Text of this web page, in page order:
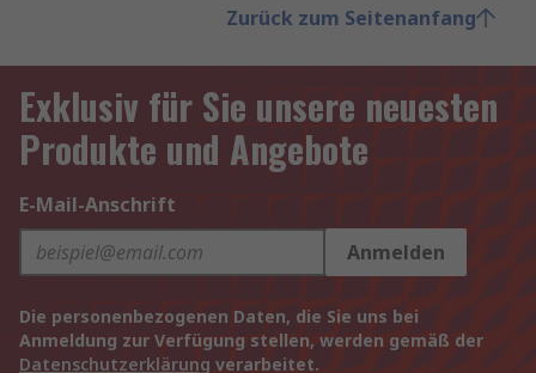
Zurück zum Seitenanfang
Exklusiv für Sie unsere neuesten
Produkte und Angebote
E-Mail-Anschrift
Anmelden
Die personenbezogenen Daten, die Sie uns bei
Anmeldung zur Verfügung stellen, werden gemäß der
Datenschutzerklärung verarbeitet.